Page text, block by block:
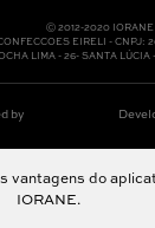
Ⓒ 2012-2020 IORANE
CONFECCOES EIRELI - CNPJ:
LIMA - 26- SANTA LÚCIA
by
vantagens do
IORANE.